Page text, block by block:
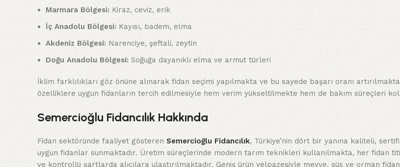
Marmara Bölgesi:Kiraz, ceviz, erik
İç Anadolu Bölgesi: Kayısı, badem, elma
Akdeniz Bölgesi: Narenciye, şeftali, zeytin
Doğu Anadolu Bölgesi: Soğuğa dayanıklı elma ve armut türleri
İklim farklılıkları göz önüne alınarak fidan seçimi yapılmakta ve bu sayede başarı oranı
özelliklere uygun fidanların tercih edilmesiyle hem verim yükseltilmekte hem de bakım süreçleri
Semercioğlu Fidancılık Hakkında
Fidan sektöründe faaliyet gösteren Semercioğlu Fidancılık, Türkiye’nin dört bir yanına kaliteli,
uygun fidanlar sunmaktadır. Üretim süreçlerinde modern tarım teknikleri kullanılmakta, her fidan
ve kontrollü şartlarda alıcılara ulaştırılmaktadır. Geniş ürün yelpazesiyle meyve, süs ve orman